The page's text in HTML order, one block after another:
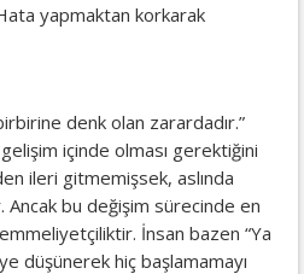
yapmaktan korkarak
denk olan zarardadır.”
içinde olması gerektiğini
ileri gitmemişsek, aslında
bu değişim sürecinde en
İnsan bazen “Ya
düşünerek hiç başlamamayı